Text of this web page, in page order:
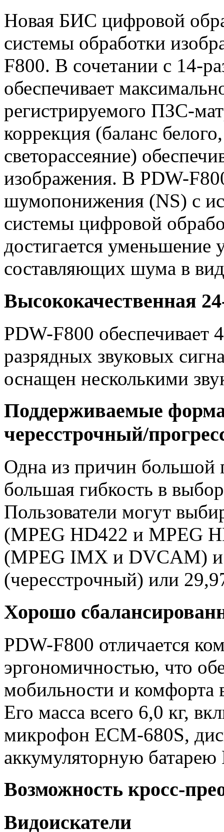
Новая БИС цифровой
системы обработки
F800. В сочетании с 14-
обеспечивает
регистрируемого ПЗС-
коррекция (баланс
светорассеяние)
изображения. В PDW-
шумопонижения (NS) с
системы цифровой
достигается уменьшение
составляющих шума в
Высококачественная
PDW-F800 обеспечивает
разрядных звуковых
оснащен несколькими
Поддерживаемые
чересстрочный/
Одна из причин большой
большая гибкость в
Пользователи могут
(MPEG HD422 и MPEG
(MPEG IMX и DVCAM)
(чересстрочный) или
Хорошо
PDW-F800 отличается
эргономичностью, что
мобильности и комфорта
Его масса всего 6,0 кг,
микрофон ECM-680S,
аккумуляторную
Возможность кросс-
Видоискатели